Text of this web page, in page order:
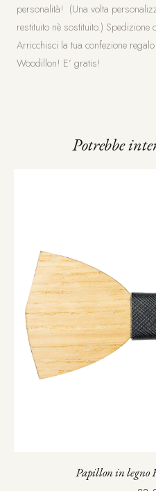
personalità! (Una volta
restituito nè sostituito.)
Arricchisci la tua confezione
Woodillon! E’ gratis!
Potrebbe
Papillon in legno